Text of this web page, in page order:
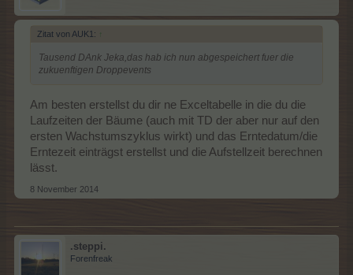
Zitat von AUK1: ↑
Tausend DAnk Jeka,das hab ich nun abgespeichert fuer die
zukuenftigen Droppevents
Am besten erstellst du dir ne Exceltabelle in die du die
Laufzeiten der Bäume (auch mit TD der aber nur auf den
ersten Wachstumszyklus wirkt) und das Erntedatum/die
Erntezeit einträgst erstellst und die Aufstellzeit berechnen
lässt.
8 November 2014
.steppi.
Forenfreak